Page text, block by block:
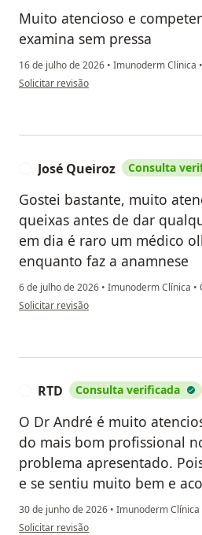
Muito atencioso e
examina sem pressa
16 de julho de 2026 • Imunoderm Clínica •
na opinião do utilizador AF
Solicitar revisão
José Queiroz Consulta
Gostei bastante, muito
queixas antes de dar
em dia é raro um médico
enquanto faz a anamnese
6 de julho de 2026 • Imunoderm Clínica •
na opinião do utilizador José Queiroz
Solicitar revisão
RTD Consulta verificada
O Dr André é muito
do mais bom profissional
problema apresentado.
e se sentiu muito bem e
30 de junho de 2026 • Imunoderm Clínica
na opinião do utilizador RTD
Solicitar revisão